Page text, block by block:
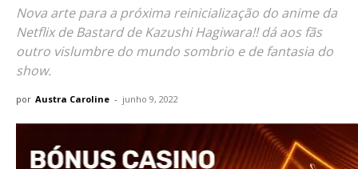
Nova arte para a próxima reinicialização do anime da
Netflix de Bastard de Kazushi Hagiwara!! dá aos fãs
outro vislumbre do mundo sombrio e de fantasia do
show.
por Austra Caroline - junho 9, 2022